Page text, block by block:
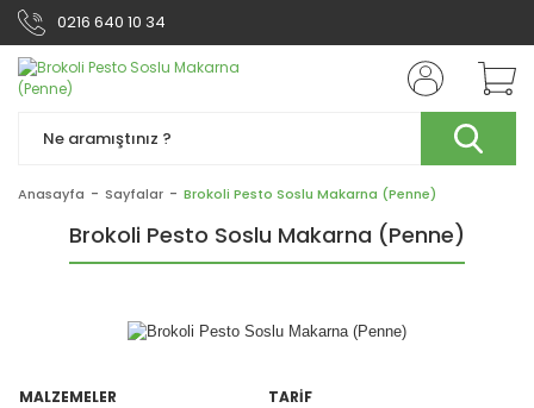
0216 640 10 34
Anasayfa Sayfalar Brokoli Pesto Soslu Makarna (Penne)
Brokoli Pesto Soslu Makarna (Penne)
MALZEMELER
TARİF